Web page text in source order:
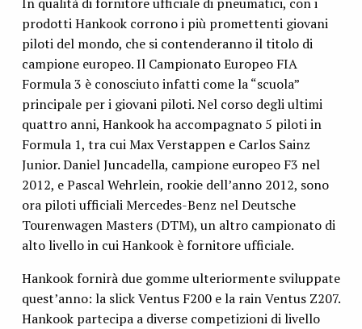
prodotti Hankook corrono i più promettenti giovani
piloti del mondo, che si contenderanno il titolo di
campione europeo. Il Campionato Europeo FIA
Formula 3 è conosciuto infatti come la “scuola”
principale per i giovani piloti. Nel corso degli ultimi
quattro anni, Hankook ha accompagnato 5 piloti in
Formula 1, tra cui Max Verstappen e Carlos Sainz
Junior. Daniel Juncadella, campione europeo F3 nel
2012, e Pascal Wehrlein, rookie dell’anno 2012, sono
ora piloti ufficiali Mercedes-Benz nel Deutsche
Tourenwagen Masters (DTM), un altro campionato di
alto livello in cui Hankook è fornitore ufficiale.
Hankook fornirà due gomme ulteriormente sviluppate
quest’anno: la slick Ventus F200 e la rain Ventus Z207.
Hankook partecipa a diverse competizioni di livello